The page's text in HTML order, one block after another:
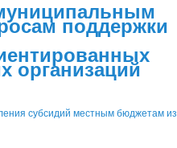
поддержки
организаций
субсидий местным бюджетам из